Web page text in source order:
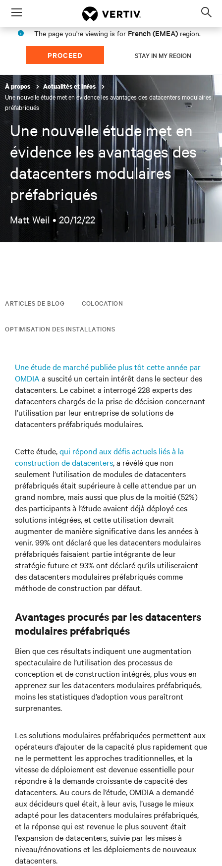
Menu
The page you're viewing is for French (EMEA) region.
PROCEED STAY IN MY REGION
À propos Actualités et Infos
Une nouvelle étude met en évidence les avantages des datacenters modulaires
préfabriqués
Une nouvelle étude met en
évidence les avantages des
datacenters modulaires
préfabriqués
Matt Weil • 20/12/22
ARTICLES DE BLOG COLOCATION
OPTIMISATION DES INSTALLATIONS
Une étude de marché publiée plus tôt cette année par
OMDIA a suscité un certain intérêt dans le secteur des
datacenters. Le cabinet a interrogé 228 experts des
datacenters chargés de la prise de décision concernant
l’utilisation par leur entreprise de solutions de
datacenters préfabriqués modulaires.
Cette étude,qui répond aux défis actuels liés à la
construction de datacenters, a révélé que non
seulement l’utilisation de modules de datacenters
préfabriqués était supérieure à celle attendue par un
grand nombre, mais aussi que plus de la moitié (52%)
des participants à l’étude avaient déjà déployé ces
solutions intégrées, et cette utilisation devrait
augmenter de manière significative dans les années à
venir. 99% ont déclaré que les datacenters modulaires
préfabriqués faisaient partie intégrante de leur
stratégie future et 93% ont déclaré qu’ils utiliseraient
des datacenters modulaires préfabriqués comme
méthode de construction par défaut.
Avantages procurés par les datacenters
modulaires préfabriqués
Bien que ces résultats indiquent une augmentation
spectaculaire de l’utilisation des processus de
conception et de construction intégrés, plus vous en
apprenez sur les datacenters modulaires préfabriqués,
moins les statistiques d’adoption vous paraîtront
surprenantes.
Les solutions modulaires préfabriquées permettent aux
opérateurs d’ajouter de la capacité plus rapidement que
ne le permettent les approches traditionnelles, et la
vitesse de déploiement est devenue essentielle pour
répondre à la demande croissante de capacité des
datacenters. Au cours de l’étude, OMDIA a demandé
aux décideurs quel était, à leur avis, l’usage le mieux
adapté pour les datacenters modulaires préfabriqués,
et la réponse qui est revenue le plus souvent était
l’expansion de datacenters, suivie par les mises à
niveau/rénovations et les déploiements de nouveaux
datacenters.